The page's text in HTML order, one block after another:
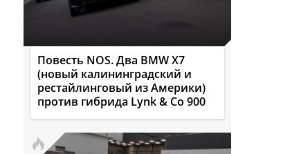
Повесть NOS. Два BMW X7
(новый калининградский и
рестайлинговый из Америки)
против гибрида Lynk & Co 900